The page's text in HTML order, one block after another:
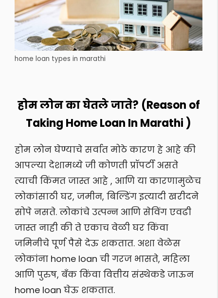
home loan types in marathi
होम लोन का घेतले जाते? (Reason of
Taking Home Loan In Marathi )
होम लोन घेण्याचे सर्वात मोठे कारण हे आहे की
आपल्या देशामध्ये जी कोणती प्रॉपर्टी असते
त्याची किंमत जास्त आहे , आणि या कारणामुळेच
लोकांसाठी घर, जमीन, बिल्डिंग इत्यादी खरीदने
सोपे नसते. लोकांचे उत्पन्न आणि सेविंग एवढी
जास्त नाही की ते एकाच वेळी घर किंवा
जमिनीचे पूर्ण पैसे देऊ शकतात. अशा वेळेस
लोकांना home loan ची गरज भासते, महिला
आणि पुरुष, बँक किंवा वित्तीय संस्थेकडे जाऊन
home loan घेऊ शकतात.